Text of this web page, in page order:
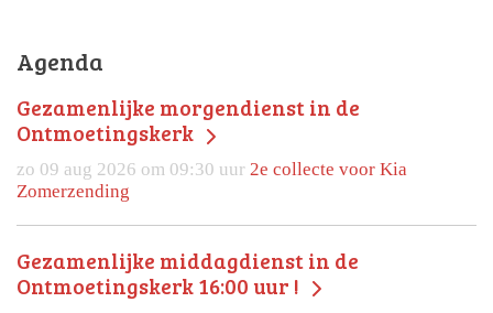
Agenda
Gezamenlijke morgendienst in de
Ontmoetingskerk
zo 09 aug 2026 om 09:30 uur 2e collecte voor Kia
Zomerzending
Gezamenlijke middagdienst in de
Ontmoetingskerk 16:00 uur !